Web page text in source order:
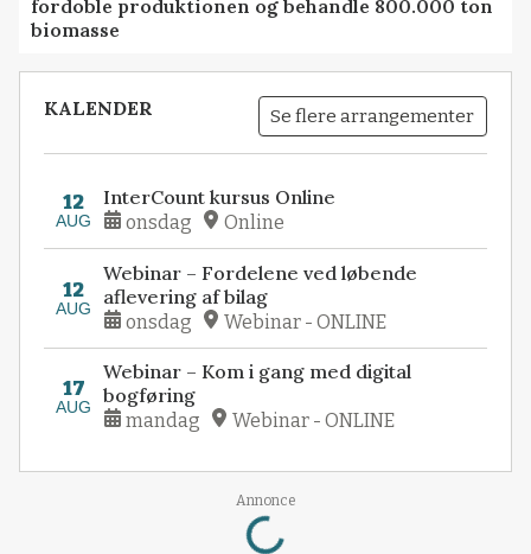
fordoble produktionen og behandle 800.000 ton
biomasse
KALENDER Se flere arrangementer
12
AUG
InterCount kursus Online
onsdag Online
12
AUG
Webinar – Fordelene ved løbende
aflevering af bilag
onsdag Webinar - ONLINE
17
AUG
Webinar – Kom i gang med digital
bogføring
mandag Webinar - ONLINE
Annonce
Loading...